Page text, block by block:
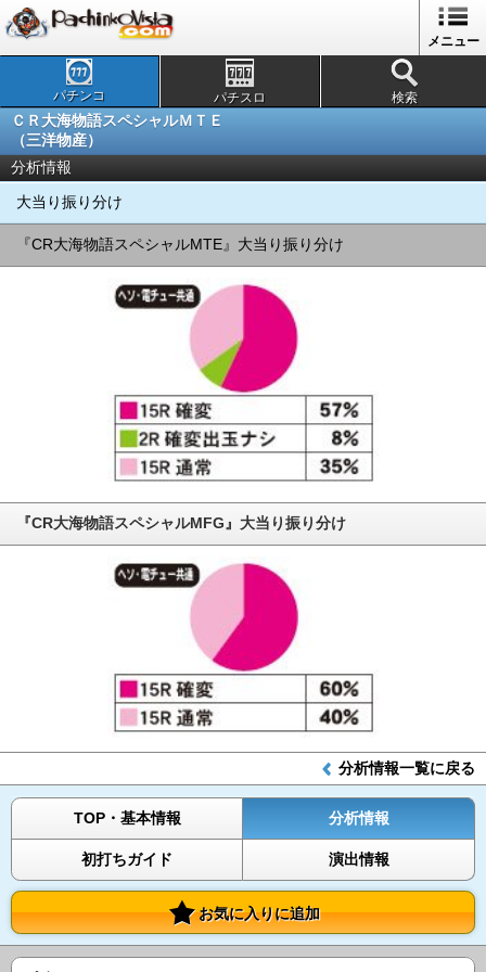
メニュー
パチンコ パチスロ 検索
ＣＲ大海物語スペシャルＭＴＥ
（三洋物産）
分析情報
大当り振り分け
『CR大海物語スペシャルMTE』大当り振り分け
『CR大海物語スペシャルMFG』大当り振り分け
分析情報一覧に戻る
TOP・基本情報 分析情報
初打ちガイド 演出情報
お気に入りに追加